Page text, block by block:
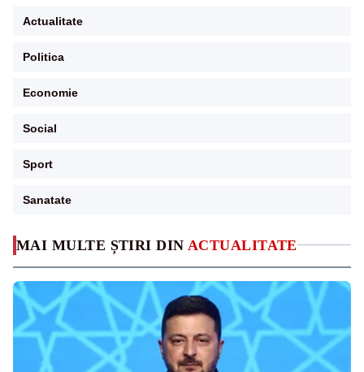
MAI MULTE ȘTIRI DIN ACTUALITATE
Actualitate
Politica
Economie
Social
Sport
Sanatate